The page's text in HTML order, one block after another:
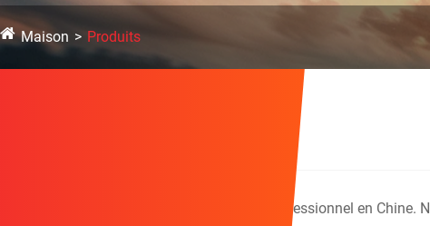
Maison Produits
BK Helmet est un fabricant et fournisseur professionnel en